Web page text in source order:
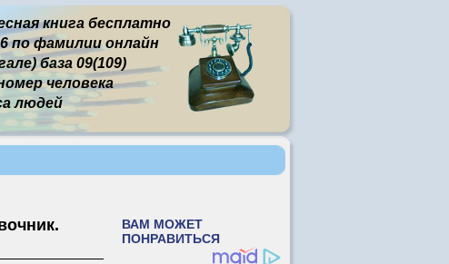
книга бесплатно
по фамилии онлайн
база 09(109)
человека
людей